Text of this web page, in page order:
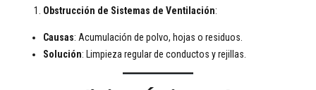
Obstrucción de Sistemas de Ventilación:
Causas: Acumulación de polvo, hojas o residuos.
Solución: Limpieza regular de conductos y rejillas.